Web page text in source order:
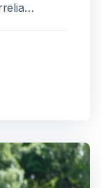
zones
et